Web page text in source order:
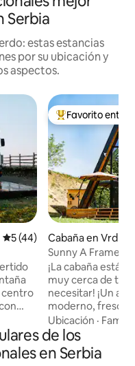
Serbia
estas estancias
por su ubicación y
aspectos.
Calificación promedio: 5 de
5 (44)
centro
MTB.
de
De los mejores
Favorito entre
Cabaña en Vrdnik
Sunny A Frame
Fruska Gora
¡La cabaña está
muy cerca de
necesitar! ¡Un
moderno, fresco
del Parque
disfrutar del aire
cielos estrellados
de verano! Ven a
Ubicación ·
de los
en Serbia